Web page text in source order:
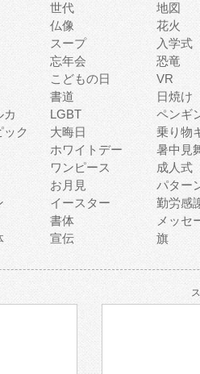
世代 地図
仏像 花火
スープ 入学式
忘年会 恐竜
こどもの日 VR
書道 日焼け
カ LGBT ペンギ
ック 大晦日 乗り物
ホワイトデー 暑中見
ワンピース 成人式
お月見 パター
イースター 勤労感
書体 メッセ
宣伝 旗